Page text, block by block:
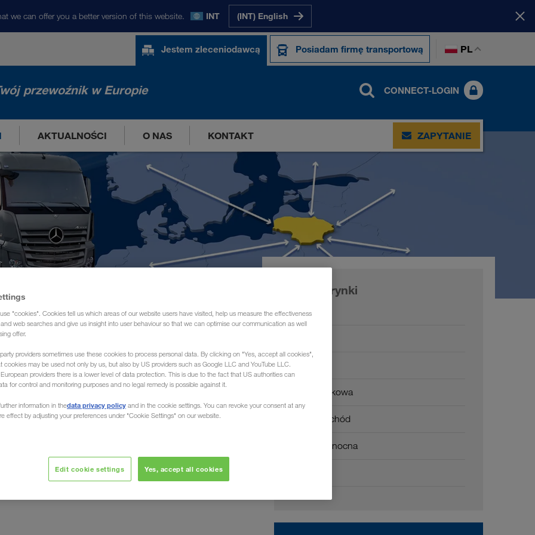
we can offer you a better version of this website. INT (INT) English
Jestem zleceniodawcą Posiadam firmę transportową PL
przewoźnik w Europie CONNECT-LOGIN
AKTUALNOŚCI O NAS KONTAKT ZAPYTANIE
z / do Litwy
dzięki naszej sieci partnerów transportowych
Twój przewoźnik w Europie, organizuje
Litwy do wszystkich krajów europejskichi z
oraz indywidualnego doradztwa. Indywidualnie i
Nasze rynki
Europa
Azja Środkowa
Bliski Wschód
Afryka Północna
"cookies". Cookies tell us which areas of our website users have visited, help us measure the effectiveness
web searches and give us insight into user behaviour so that we can optimise our communication as well
offer.
providers sometimes use these cookies to process personal data. By clicking on "Yes, accept all cookies",
cookies may be used not only by us, but also by US providers such as Google LLC and YouTube LLC.
providers there is a lower level of data protection. This is due to the fact that US authorities can
for control and monitoring purposes and no legal remedy is possible against it.
information in thedata privacy policy and in the cookie settings. You can revoke your consent at any
effect by adjusting your preferences under "Cookie Settings" on our website.
Edit cookie settings Yes, accept all cookies